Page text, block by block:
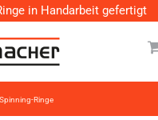
in Handarbeit gefertigt
Ringe